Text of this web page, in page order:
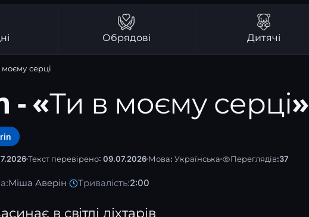
Обрядові Дитячі
серці
- «Ти в моєму серці»
Текст перевірено: 09.07.2026 Мова: Українська Переглядів:37
Міша Аверін Тривалість:2:00
в світлі ліхтарів